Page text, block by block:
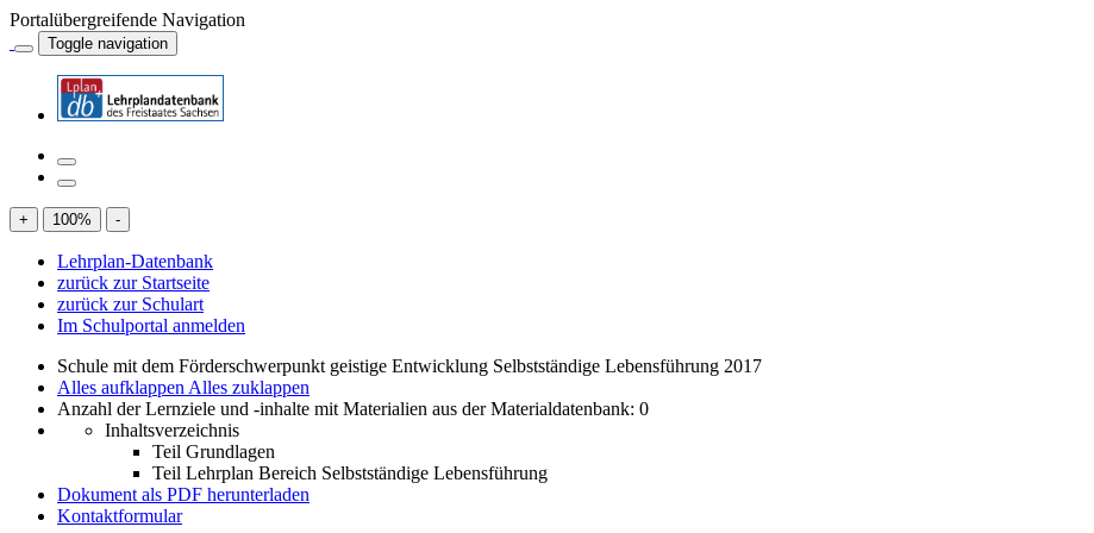
Portalübergreifende Navigation
Toggle navigation
+ 100% -
Lehrplan-Datenbank
zurück zur Startseite
zurück zur Schulart
Im Schulportal anmelden
Schule mit dem Förderschwerpunkt geistige Entwicklung Selbstständige Lebensführung 2017
Alles aufklappen Alles zuklappen
Anzahl der Lernziele und -inhalte mit Materialien aus der Materialdatenbank: 0
Inhaltsverzeichnis
Teil Grundlagen
Teil Lehrplan Bereich Selbstständige Lebensführung
Dokument als PDF herunterladen
Kontaktformular